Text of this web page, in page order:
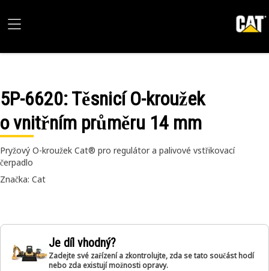
5P-6620: Těsnicí O-kroužek
o vnitřním průměru 14 mm
Pryžový O-kroužek Cat® pro regulátor a palivové vstřikovací
čerpadlo
Značka: Cat
Je díl vhodný?
Zadejte své zařízení a zkontrolujte, zda se tato součást hodí
nebo zda existují možnosti opravy.